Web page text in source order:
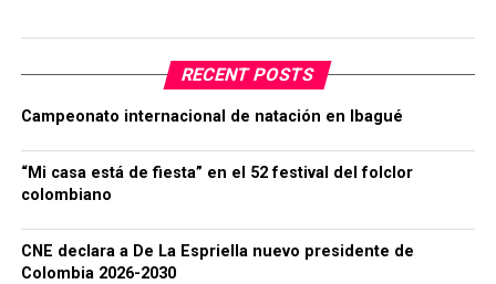
RECENT POSTS
Campeonato internacional de natación en Ibagué
“Mi casa está de fiesta” en el 52 festival del folclor
colombiano
CNE declara a De La Espriella nuevo presidente de
Colombia 2026-2030